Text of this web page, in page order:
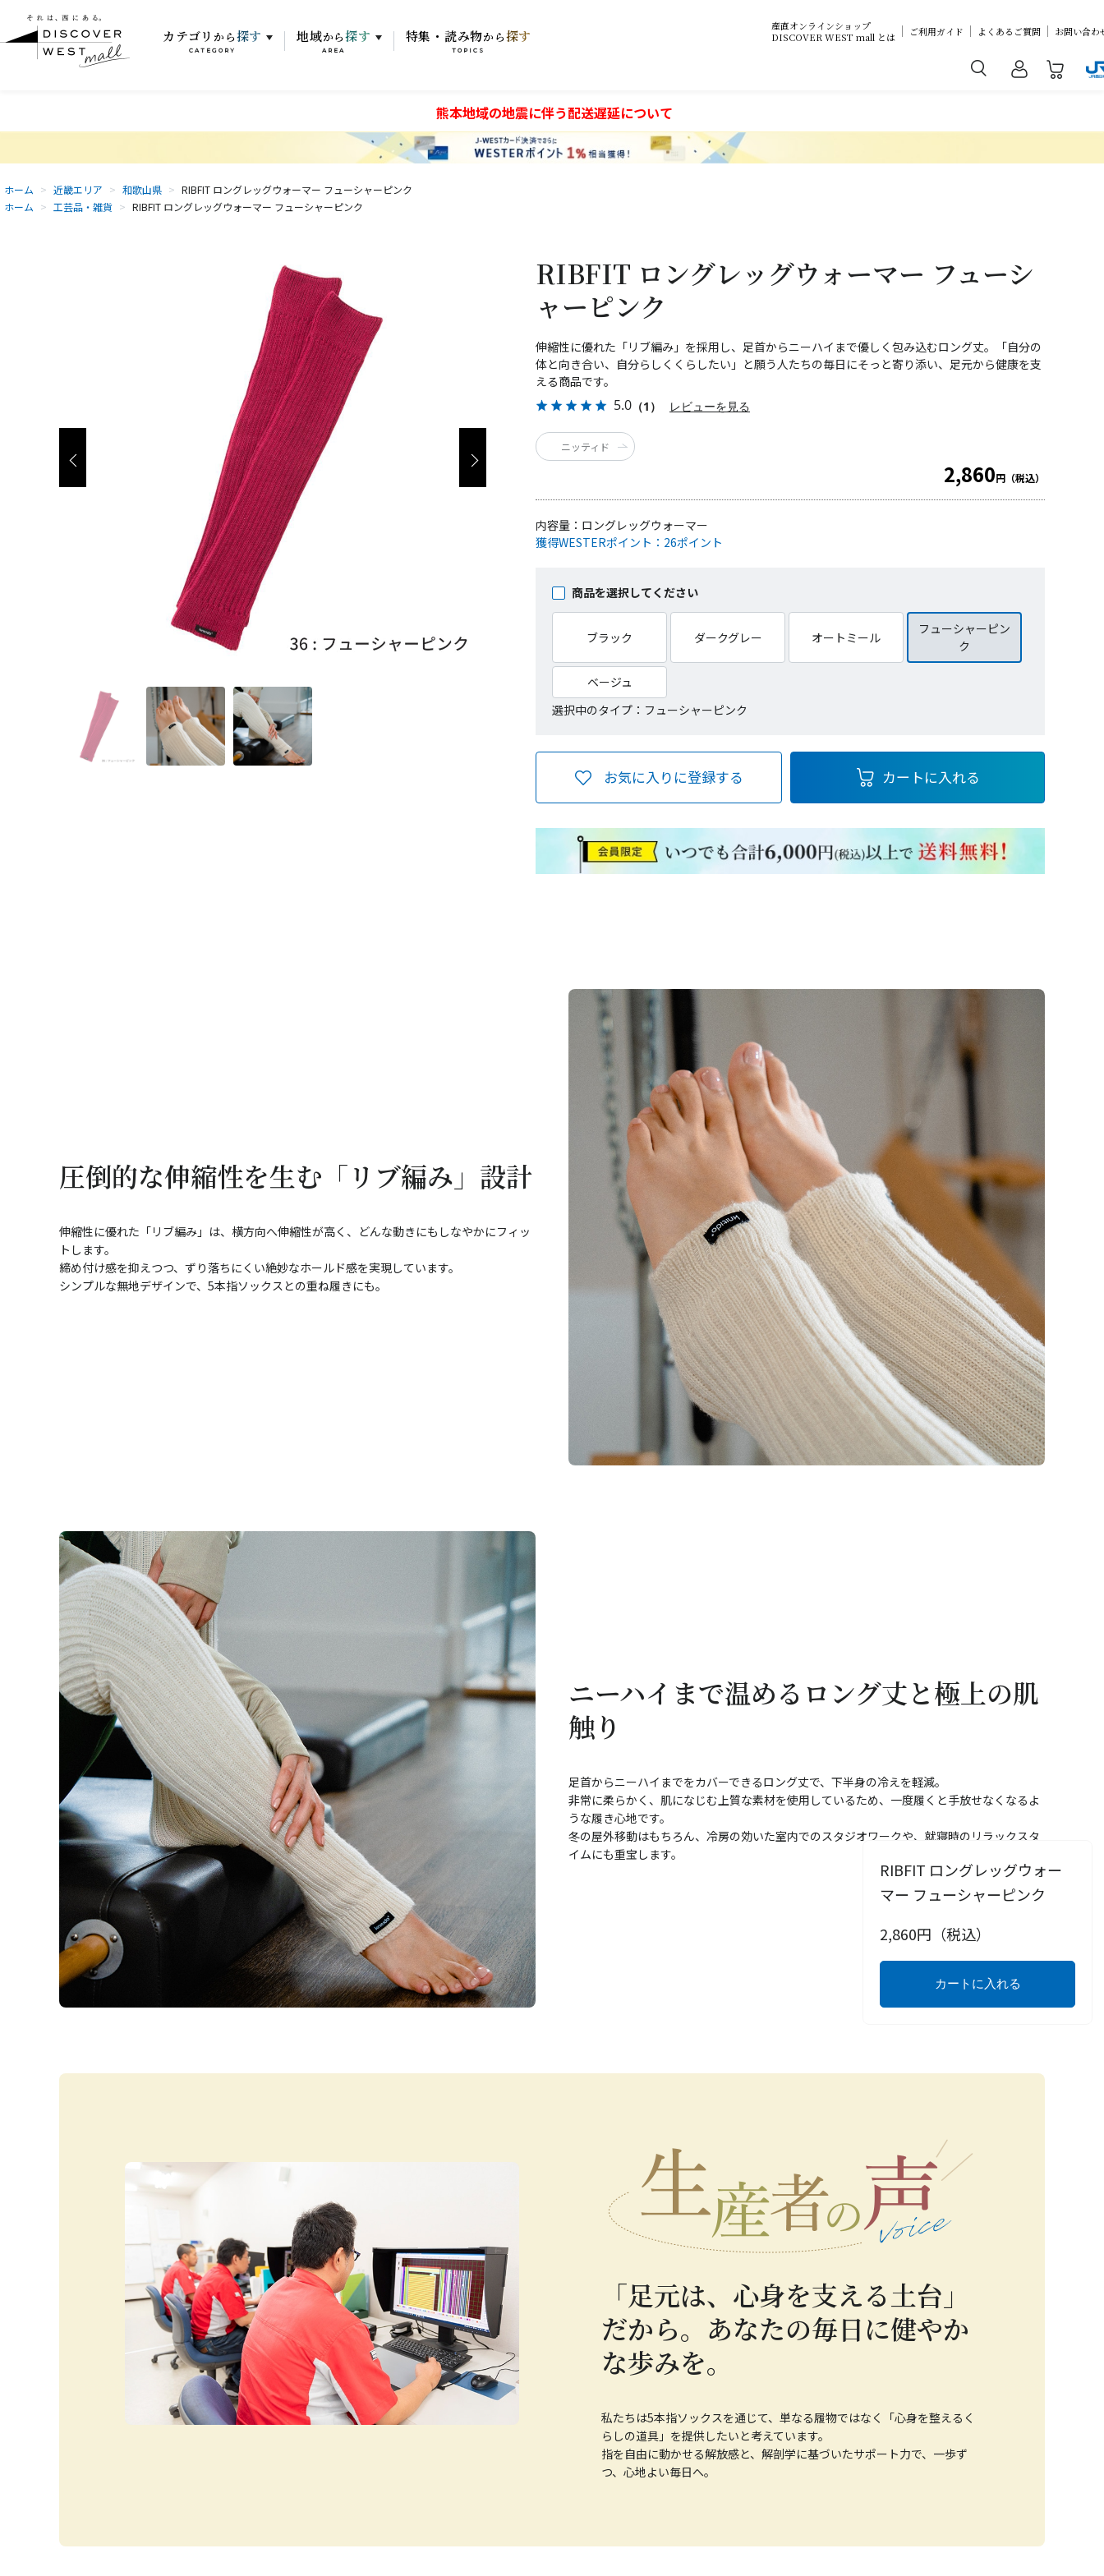
カテゴリ から 探す
CATEGORY
地域から 探す
AREA
特集・読み物から 探す
TOPICS
産直オンラインショップ
DISCOVER WEST mall とは
ご利用ガイド よくあるご質問 お問い合わ
熊本地域の地震に伴う配送遅延について
ホーム > 近畿エリア > 和歌山県 > RIBFIT ロングレッグウォーマー フューシャーピンク
ホーム > 工芸品・雑貨 > RIBFIT ロングレッグウォーマー フューシャーピンク
伸縮性に優れた「リブ編み」を採用し、足首からニーハイまで優しく包み込むロング丈。「自分の
体と向き合い、自分らしくくらしたい」と願う人たちの毎日にそっと寄り添い、足元から健康を支
える商品です。
5.0 （1） レビューを見る
RIBFIT ロングレッグウォーマー フューシ
ャーピンク
2,860円（税込）
内容量： ロングレッグウォーマー
獲得WESTERポイント： 26ポイント
商品を選択してください
ブラック ダークグレー オートミール
フューシャーピン
ク
ベージュ
選択中のタイプ：フューシャーピンク
カートに入れる
お気に入りに登録する
ニッティド
RIBFIT ロングレッグウォー
マー フューシャーピンク
2,860円（税込）
カートに入れる
圧倒的な伸縮性を生む「リブ編み」設計
伸縮性に優れた「リブ編み」は、横方向へ伸縮性が高く、どんな動きにもしなやかにフィッ
トします。
締め付け感を抑えつつ、ずり落ちにくい絶妙なホールド感を実現しています。
シンプルな無地デザインで、5本指ソックスとの重ね履きにも。
ニーハイまで温めるロング丈と極上の肌
触り
足首からニーハイまでをカバーできるロング丈で、下半身の冷えを軽減。
非常に柔らかく、肌になじむ上質な素材を使用しているため、一度履くと手放せなくなるよ
うな履き心地です。
冬の屋外移動はもちろん、冷房の効いた室内でのスタジオワークや、就寝時のリラックスタ
イムにも重宝します。
「足元は、心身を支える土台」
だから。あなたの毎日に健やか
な歩みを。
私たちは5本指ソックスを通じて、単なる履物ではなく「心身を整えるく
らしの道具」を提供したいと考えています。
指を自由に動かせる解放感と、解剖学に基づいたサポート力で、一歩ず
つ、心地よい毎日へ。